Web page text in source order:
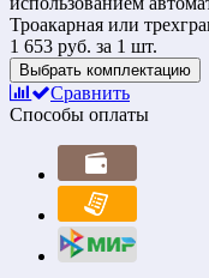
Троакарная или
1 653 руб. за 1 шт.
Выбрать комплектацию
Сравнить
Способы оплаты